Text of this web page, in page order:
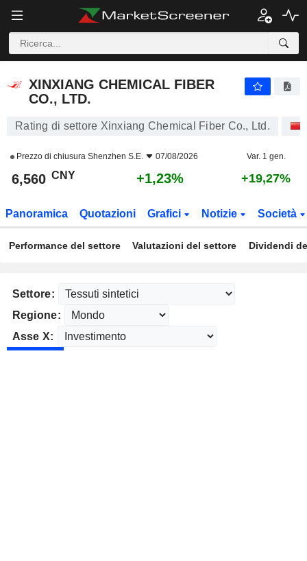
XINXIANG CHEMICAL FIBER
CO., LTD.
Rating di settore Xinxiang Chemical Fiber Co., Ltd.
Prezzo di chiusura Shenzhen S.E. 07/08/2026 Var. 1 gen.
6,560 CNY +1,23% +19,27%
Panoramica Quotazioni Grafici Notizie Società
Performance del settore Valutazioni del settore Dividendi
Settore:
Regione:
Asse X: